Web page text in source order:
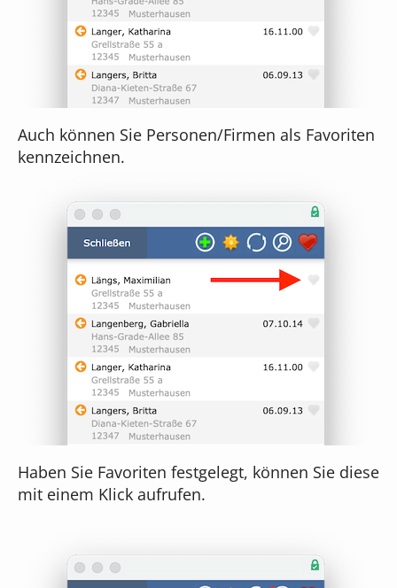
Auch können Sie Personen/Firmen als Favoriten
kennzeichnen.
Haben Sie Favoriten festgelegt, können Sie diese
mit einem Klick aufrufen.